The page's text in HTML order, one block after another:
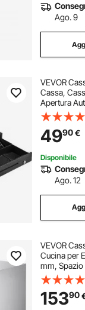
Ago. 9
VEVOR
Cassa,
Apertura
di Sblocco,
con 5
per Monete,
4990€
Disponibile
Ago. 12
VEVOR
Cucina per
mm,
Interno,
Esterni in
kg per
15390